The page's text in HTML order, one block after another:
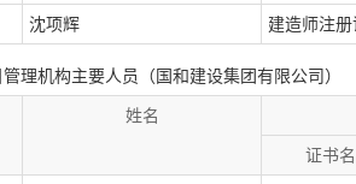
沈项辉 建造师注册
理机构主要人员（国和建设集团有限公司）
姓名
证书